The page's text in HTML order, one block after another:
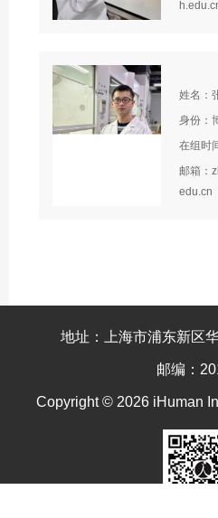
姓名：
身份：
在组时
邮箱：
edu.cn
地址：上海市浦东新区
邮编：
Copyright © 2026 iHuman